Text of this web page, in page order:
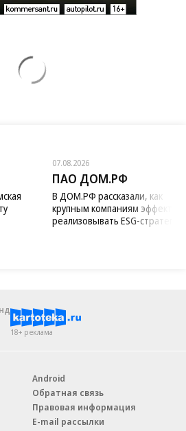
07.08.2026
ПАО ДОМ.РФ
В ДОМ.РФ рассказали, как
крупным компаниям
реализовывать ESG-стратегию
18+ реклама
Android
Обратная связь
Правовая информация
E-mail рассылки